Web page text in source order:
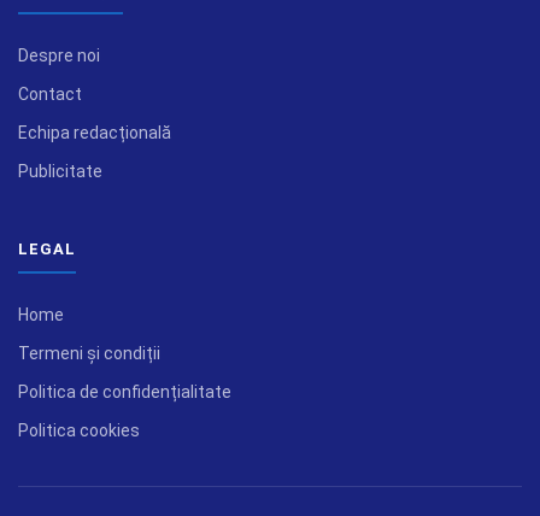
Despre noi
Contact
Echipa redacțională
Publicitate
LEGAL
Home
Termeni și condiții
Politica de confidențialitate
Politica cookies